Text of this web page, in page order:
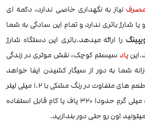
مصرف نیاز به نگهداری خاصی ندارد، دکمه ای
یا شارژ باتری ندارد و تمام این سادگی به شما
را ارائه میدهد.باتری این دستگاه شارژ
پاد سیستم کوچک، نقش موثری در زندگی
شما به دور از سیگار کشیدن ایفا خواهد
های متفاوت در رنگ مشکی با 1.2 میلی لیتر
50 میلی گرم حدودا 320 پاف یا کام قابل استفاده
اون رو حتی دور بندازید.